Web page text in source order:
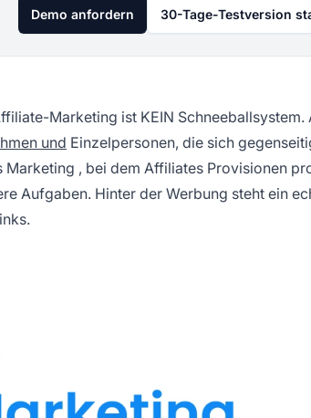
Demo anfordern 30-Tage-Testversion
Marketing ist KEIN
und Einzelpersonen, die sich
Marketing , bei dem Affiliates Provisionen
Aufgaben. Hinter der Werbung steht ein